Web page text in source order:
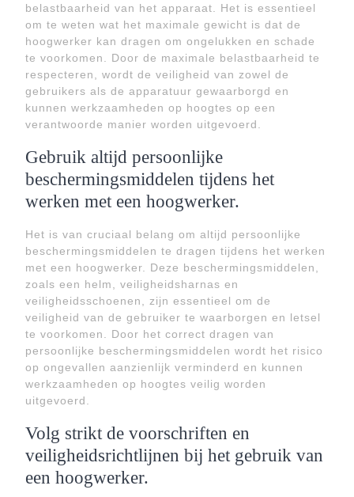
belastbaarheid van het apparaat. Het is essentieel
om te weten wat het maximale gewicht is dat de
hoogwerker kan dragen om ongelukken en schade
te voorkomen. Door de maximale belastbaarheid te
respecteren, wordt de veiligheid van zowel de
gebruikers als de apparatuur gewaarborgd en
kunnen werkzaamheden op hoogtes op een
verantwoorde manier worden uitgevoerd.
Gebruik altijd persoonlijke
beschermingsmiddelen tijdens het
werken met een hoogwerker.
Het is van cruciaal belang om altijd persoonlijke
beschermingsmiddelen te dragen tijdens het werken
met een hoogwerker. Deze beschermingsmiddelen,
zoals een helm, veiligheidsharnas en
veiligheidsschoenen, zijn essentieel om de
veiligheid van de gebruiker te waarborgen en letsel
te voorkomen. Door het correct dragen van
persoonlijke beschermingsmiddelen wordt het risico
op ongevallen aanzienlijk verminderd en kunnen
werkzaamheden op hoogtes veilig worden
uitgevoerd.
Volg strikt de voorschriften en
veiligheidsrichtlijnen bij het gebruik van
een hoogwerker.